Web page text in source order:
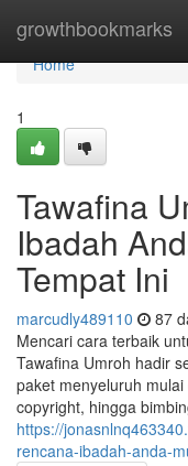
growthbookmarks
Home
Home
1
Tawafina
Ibadah
Tempat Ini
marcudly489110 87
Mencari cara terbaik
Tawafina Umroh hadir
paket menyeluruh
copyright, hingga
https://
rencana-ibadah-anda-